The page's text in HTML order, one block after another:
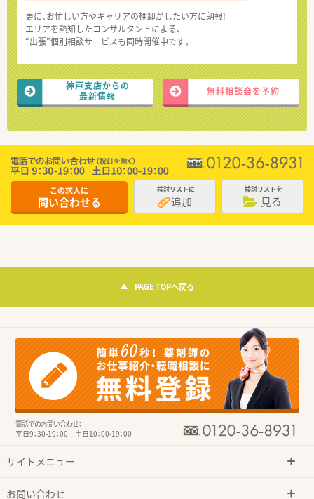
更に、お忙しい方やキャリアの棚卸がしたい方に朗報!
エリアを熟知したコンサルタントによる、
“出張”個別相談サービスも同時開催中です。
神戸支店からの
最新情報
無料相談会を予約
この求人に
問い合わせる
検討リストに
追加
検討リストを
見る
PAGE TOPへ戻る
電話でのお問い合わせ：
平日9：30-19：00 土日10：00-19：00
サイトメニュー
お問い合わせ